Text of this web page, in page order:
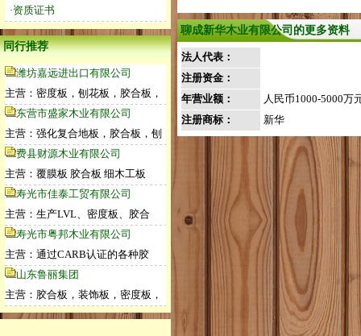
·资质证书
同行推荐
潍坊嘉远进出口有限公司
主营：密度板，刨花板，胶合板，
东营市盛家木业有限公司
主营：强化复合地板，胶合板，刨
费县财源木业有限公司
主营：覆膜板 胶合板 细木工板
寿光市佳泰工贸有限公司
主营：生产LVL、密度板、胶合
寿光市粤邦木业有限公司
主营：通过CARB认证的各种胶
山东鲁丽集团
主营：胶合板，装饰板，密度板，
聊成新华木业有限公司的更多资料
法人代表：
注册资金：
年营业额：
人民币1000-5000万
注册商标：
新华